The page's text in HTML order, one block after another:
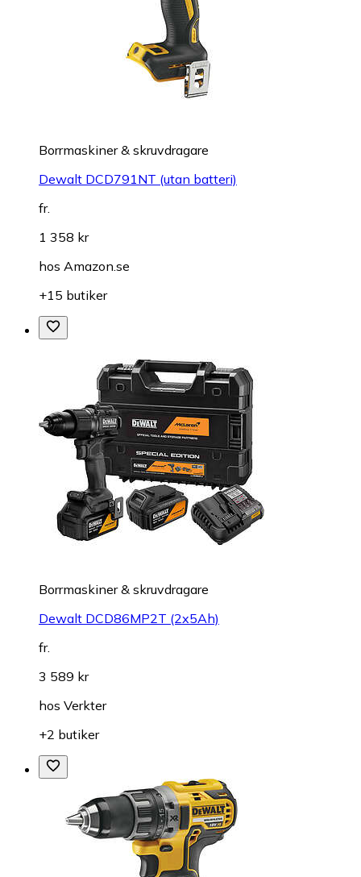
Borrmaskiner & skruvdragare
Dewalt DCD791NT (utan batteri)
fr.
1 358 kr
hos Amazon.se
+15 butiker
Borrmaskiner & skruvdragare
Dewalt DCD86MP2T (2x5Ah)
fr.
3 589 kr
hos Verkter
+2 butiker